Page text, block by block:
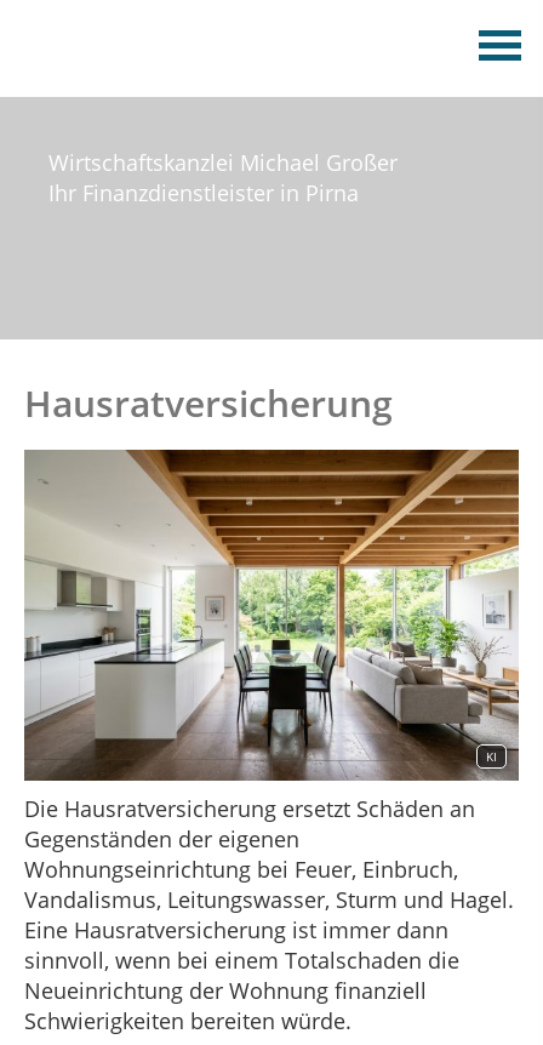
Wirtschaftskanzlei Michael Großer
Ihr Finanzdienstleister in Pirna
Hausratversicherung
KI
Die Hausratversicherung ersetzt Schäden an
Gegenständen der eigenen
Wohnungseinrichtung bei Feuer, Einbruch,
Vandalismus, Leitungswasser, Sturm und Hagel.
Eine Hausratversicherung ist immer dann
sinnvoll, wenn bei einem Totalschaden die
Neueinrichtung der Wohnung finanziell
Schwierigkeiten bereiten würde.